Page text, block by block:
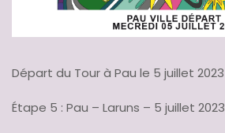
Départ du Tour à Pau le 5 juillet 2023
Étape 5 : Pau – Laruns – 5 juillet 2023